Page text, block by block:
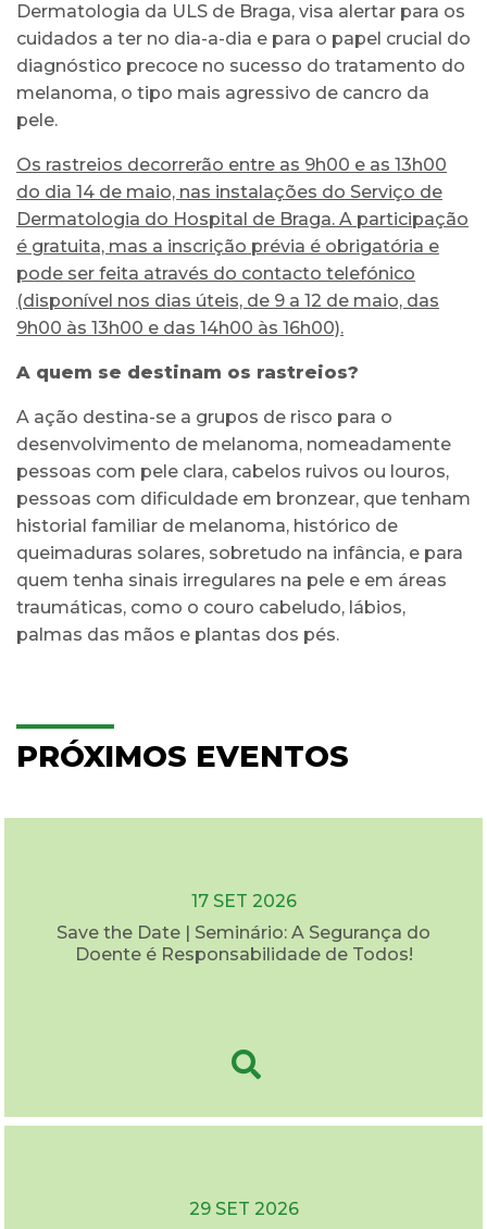
Dermatologia da ULS de Braga, visa alertar para os
cuidados a ter no dia-a-dia e para o papel crucial do
diagnóstico precoce no sucesso do tratamento do
melanoma, o tipo mais agressivo de cancro da
pele.
Os rastreios decorrerão entre as 9h00 e as 13h00
do dia 14 de maio, nas instalações do Serviço de
Dermatologia do Hospital de Braga. A participação
é gratuita, mas a inscrição prévia é obrigatória e
pode ser feita através do contacto telefónico
(disponível nos dias úteis, de 9 a 12 de maio, das
9h00 às 13h00 e das 14h00 às 16h00).
A quem se destinam os rastreios?
A ação destina-se a grupos de risco para o
desenvolvimento de melanoma, nomeadamente
pessoas com pele clara, cabelos ruivos ou louros,
pessoas com dificuldade em bronzear, que tenham
historial familiar de melanoma, histórico de
queimaduras solares, sobretudo na infância, e para
quem tenha sinais irregulares na pele e em áreas
traumáticas, como o couro cabeludo, lábios,
palmas das mãos e plantas dos pés.
PRÓXIMOS EVENTOS
17 SET 2026
Save the Date | Seminário: A Segurança do
Doente é Responsabilidade de Todos!
29 SET 2026